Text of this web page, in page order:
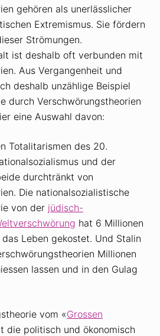
gehören als unerlässlicher
Extremismus. Sie fördern
Strömungen.
ist deshalb oft verbunden mit
Aus Vergangenheit und
deshalb unzählige Beispiel
durch Verschwörungstheorien
eine Auswahl davon:
Totalitarismen des 20.
und der
durchtränkt von
Die nationalsozialistische
von der jüdisch-
hat 6 Millionen
Leben gekostet. Und Stalin
Millionen
lassen und in den Gulag
vom «Grossen
die politisch und ökonomisch